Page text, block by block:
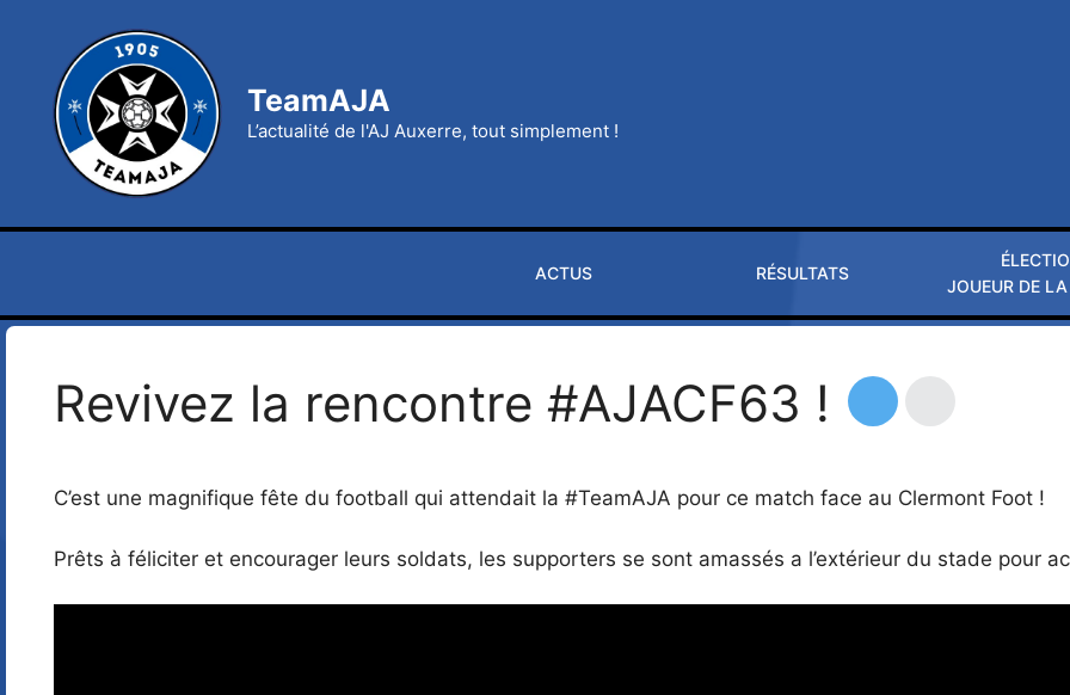
contenu
TeamAJA
L’actualité de l'AJ Auxerre, tout simplement !
ACTUS RÉSULTATS
JOUEUR DE
Revivez la rencontre #AJACF63 !
C’est une magnifique fête du football qui attendait la #TeamAJA pour ce match face au Clermont Foot !
Prêts à féliciter et encourager leurs soldats, les supporters se sont amassés a l’extérieur du stade pour